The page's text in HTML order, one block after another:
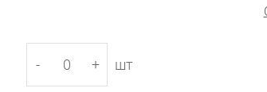
- + шт